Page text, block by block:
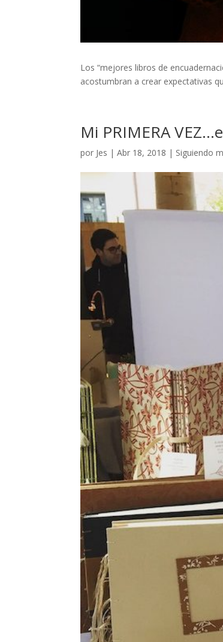
Los “mejores libros de
acostumbran a crear expectativas
Mi PRIMERA
por Jes |Abr 18, 2018 | Siguiendo